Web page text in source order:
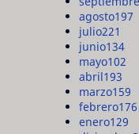
agosto197
julio221
junio134
mayo102
abril193
marzo159
febrero176
enero129